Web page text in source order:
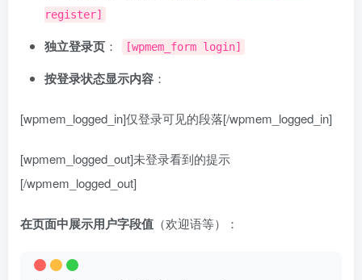
register]
独立登录页 ： [wpmem_form login]
按登录状态显示内容 ：
[wpmem_logged_in]仅登录可见的段落[/wpmem_logged_in]
[wpmem_logged_out]未登录看到的提示
[/wpmem_logged_out]
在页面中展示用户字段值 （欢迎语等）：